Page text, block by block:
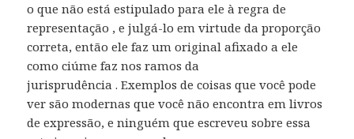
o que não está estipulado para ele à regra de
representação , e julgá-lo em virtude da proporção
correta, então ele faz um original afixado a ele
como ciúme faz nos ramos da
jurisprudência . Exemplos de coisas que você pode
ver são modernas que você não encontra em livros
de expressão, e ninguém que escreveu sobre essa